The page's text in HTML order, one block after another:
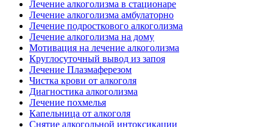
Лечение алкоголизма в стационаре
Лечение алкоголизма амбулаторно
Лечение подросткового алкоголизма
Лечение алкоголизма на дому
Мотивация на лечение алкоголизма
Круглосуточный вывод из запоя
Лечение Плазмаферезом
Чистка крови от алкоголя
Диагностика алкоголизма
Лечение похмелья
Капельница от алкоголя
Снятие алкогольной интоксикации